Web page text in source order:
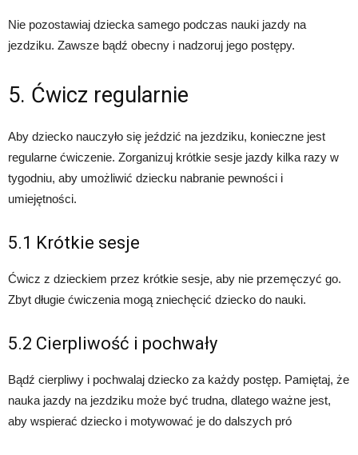
Nie pozostawiaj dziecka samego podczas nauki jazdy na
jezdziku. Zawsze bądź obecny i nadzoruj jego postępy.
5. Ćwicz regularnie
Aby dziecko nauczyło się jeździć na jezdziku, konieczne jest
regularne ćwiczenie. Zorganizuj krótkie sesje jazdy kilka razy w
tygodniu, aby umożliwić dziecku nabranie pewności i
umiejętności.
5.1 Krótkie sesje
Ćwicz z dzieckiem przez krótkie sesje, aby nie przemęczyć go.
Zbyt długie ćwiczenia mogą zniechęcić dziecko do nauki.
5.2 Cierpliwość i pochwały
Bądź cierpliwy i pochwalaj dziecko za każdy postęp. Pamiętaj, że
nauka jazdy na jezdziku może być trudna, dlatego ważne jest,
aby wspierać dziecko i motywować je do dalszych pró